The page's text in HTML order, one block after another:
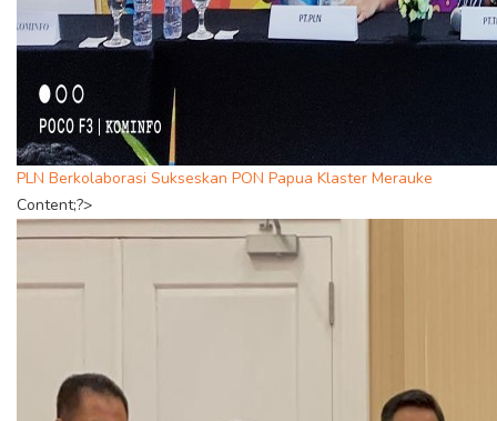
PLN Berkolaborasi Sukseskan PON Papua Klaster Merauke
Content;?>